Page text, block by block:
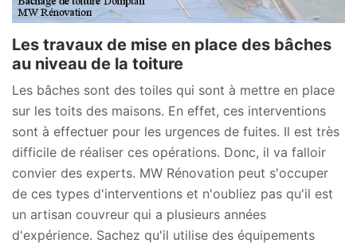
Les travaux de mise en place des bâches
au niveau de la toiture
Les bâches sont des toiles qui sont à mettre en place
sur les toits des maisons. En effet, ces interventions
sont à effectuer pour les urgences de fuites. Il est très
difficile de réaliser ces opérations. Donc, il va falloir
convier des experts. MW Rénovation peut s'occuper
de ces types d'interventions et n'oubliez pas qu'il est
un artisan couvreur qui a plusieurs années
d'expérience. Sachez qu'il utilise des équipements